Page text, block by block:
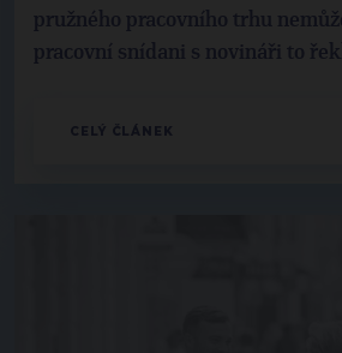
pružného pracovního trhu
pracovní snídani s novináři to
CELÝ ČLÁNEK